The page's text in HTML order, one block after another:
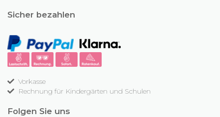
Sicher bezahlen
Vorkasse
Rechnung für Kindergärten und Schulen
Folgen Sie uns